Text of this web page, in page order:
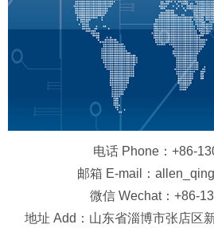
电话 Phone：+86-
邮箱 E-mail：
微信 Wechat：+86-
地址 Add：山东省淄博市张店区